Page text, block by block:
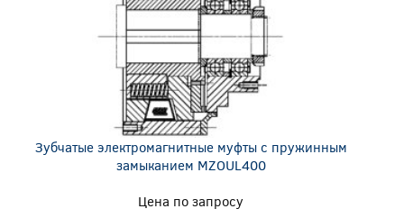
Зубчатые электромагнитные муфты с пружинным
замыканием MZOUL400
Цена по запросу